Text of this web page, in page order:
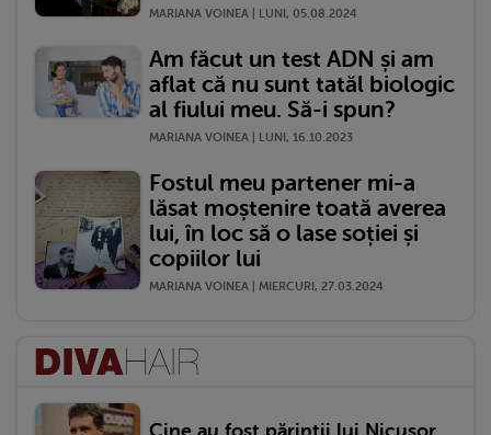
MARIANA VOINEA | LUNI, 05.08.2024
Am făcut un test ADN și am
aflat că nu sunt tatăl biologic
al fiului meu. Să-i spun?
MARIANA VOINEA | LUNI, 16.10.2023
Fostul meu partener mi-a
lăsat moștenire toată averea
lui, în loc să o lase soției și
copiilor lui
MARIANA VOINEA | MIERCURI, 27.03.2024
Cine au fost părinții lui Nicușor